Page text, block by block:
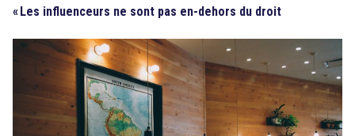
« Les influenceurs ne sont pas en-dehors du droit